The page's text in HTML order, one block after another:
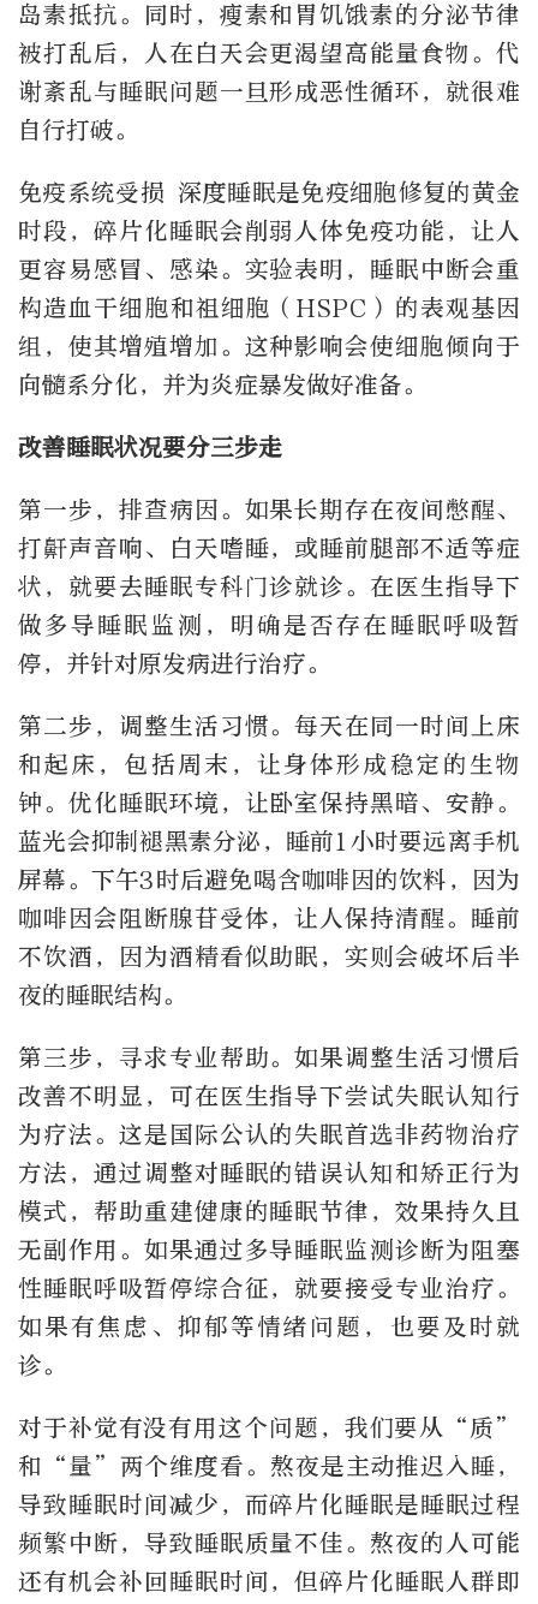
岛素抵抗。同时，瘦素和胃饥饿素的分泌节律
被打乱后，人在白天会更渴望高能量食物。代
谢紊乱与睡眠问题一旦形成恶性循环，就很难
自行打破。
免疫系统受损 深度睡眠是免疫细胞修复的黄金
时段，碎片化睡眠会削弱人体免疫功能，让人
更容易感冒、感染。实验表明，睡眠中断会重
构造血干细胞和祖细胞（HSPC）的表观基因
组，使其增殖增加。这种影响会使细胞倾向于
向髓系分化，并为炎症暴发做好准备。
改善睡眠状况要分三步走
第一步，排查病因。如果长期存在夜间憋醒、
打鼾声音响、白天嗜睡，或睡前腿部不适等症
状，就要去睡眠专科门诊就诊。在医生指导下
做多导睡眠监测，明确是否存在睡眠呼吸暂
停，并针对原发病进行治疗。
第二步，调整生活习惯。每天在同一时间上床
和起床，包括周末，让身体形成稳定的生物
钟。优化睡眠环境，让卧室保持黑暗、安静。
蓝光会抑制褪黑素分泌，睡前1小时要远离手机
屏幕。下午3时后避免喝含咖啡因的饮料，因为
咖啡因会阻断腺苷受体，让人保持清醒。睡前
不饮酒，因为酒精看似助眠，实则会破坏后半
夜的睡眠结构。
第三步，寻求专业帮助。如果调整生活习惯后
改善不明显，可在医生指导下尝试失眠认知行
为疗法。这是国际公认的失眠首选非药物治疗
方法，通过调整对睡眠的错误认知和矫正行为
模式，帮助重建健康的睡眠节律，效果持久且
无副作用。如果通过多导睡眠监测诊断为阻塞
性睡眠呼吸暂停综合征，就要接受专业治疗。
如果有焦虑、抑郁等情绪问题，也要及时就
诊。
对于补觉有没有用这个问题，我们要从“质”
和“量”两个维度看。熬夜是主动推迟入睡，
导致睡眠时间减少，而碎片化睡眠是睡眠过程
频繁中断，导致睡眠质量不佳。熬夜的人可能
还有机会补回睡眠时间，但碎片化睡眠人群即